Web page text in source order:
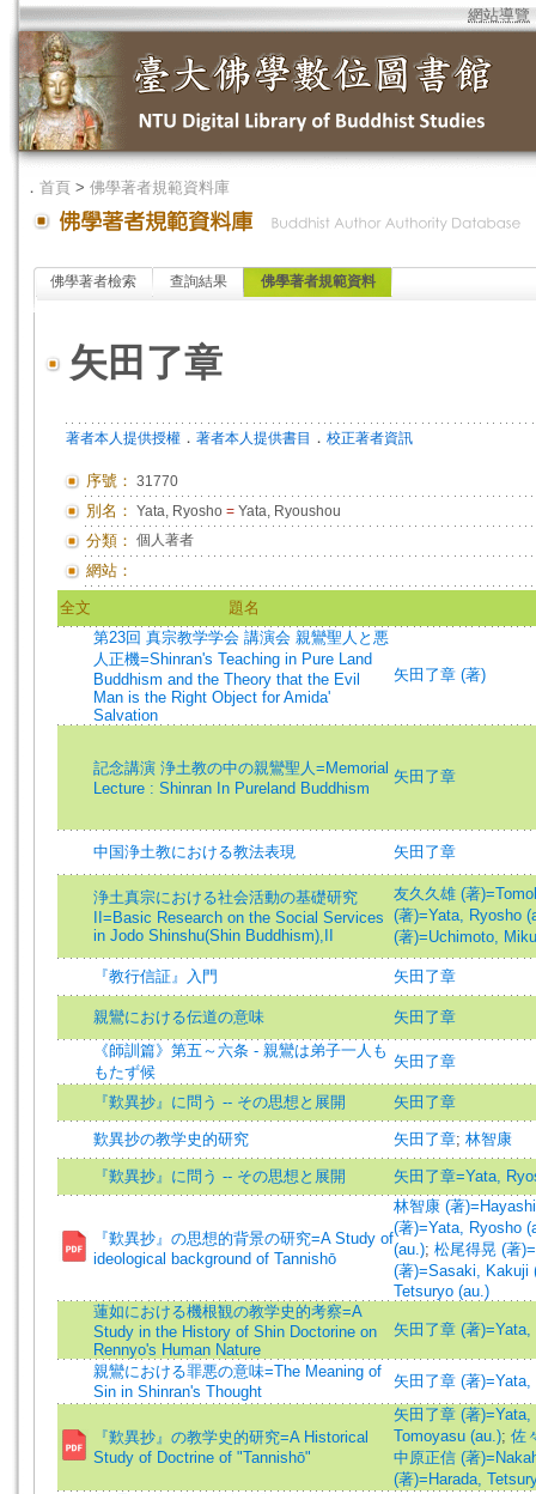
網站導覽
． 首頁 > 佛學著者規範資料庫
佛學著者檢索 查詢結果 佛學著者規範資料
矢田了章
著者本人提供授權 ． 著者本人提供書目 ． 校正著者資訊
序號： 31770
別名： Yata, Ryosho = Yata, Ryoushou
分類： 個人著者
網站：
全文
題名
第23回 真宗教学学会 講演会 親鸞聖人と悪
人正機=Shinran's Teaching in Pure Land
Buddhism and the Theory that the Evil
Man is the Right Object for Amida'
Salvation
矢田了章 (著)
記念講演 浄土教の中の親鸞聖人=Memorial
Lecture : Shinran In Pureland Buddhism
矢田了章
中国浄土教における教法表現 矢田了章
浄土真宗における社会活動の基礎研究
II=Basic Research on the Social Services
in Jodo Shinshu(Shin Buddhism),II
友久久雄 (著
(著)=Yata, Ryosho
(著)=Uchimoto,
『教行信証』入門 矢田了章
親鸞における伝道の意味
矢田了章
《師訓篇》第五～六条 - 親鸞は弟子一人も
もたず候
矢田了章
『歎異抄』に問う -- その思想と展開 矢田了章
歎異抄の教学史的研究 矢田了章; 林智康
『歎異抄』に問う -- その思想と展開 矢田了章=Yata,
『歎異抄』の思想的背景の研究=A Study of
ideological background of Tannishō
林智康 (著
(著)=Yata, Ryosho
(au.); 松尾得晃 (著
(著)=Sasaki, Kakuji
Tetsuryo (au.)
蓮如における機根観の教学史的考察=A
Study in the History of Shin Doctorine on
Rennyo's Human Nature
矢田了章 (著
親鸞における罪悪の意味=The Meaning of
Sin in Shinran's Thought
矢田了章 (著
『歎異抄』の教学史的研究=A Historical
Study of Doctrine of "Tannishō"
矢田了章 (著
Tomoyasu (au.); 佐
中原正信 (著
(著)=Harada,